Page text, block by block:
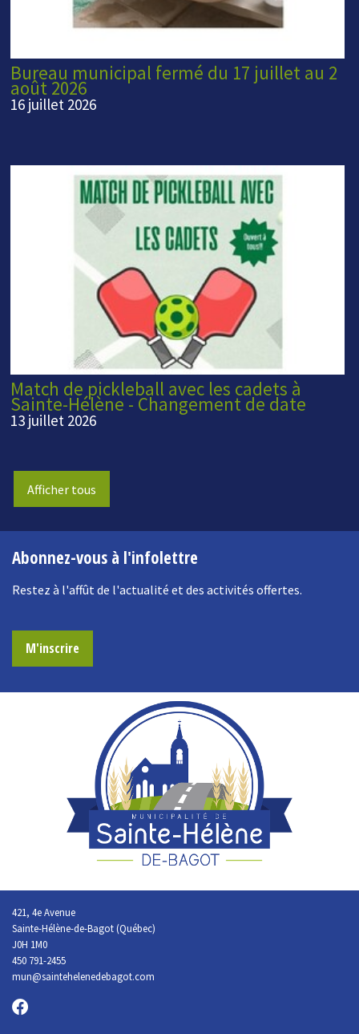
Bureau municipal fermé du 17 juillet au 2
août 2026
16 juillet 2026
Match de pickleball avec les cadets à
Sainte-Hélène - Changement de date
13 juillet 2026
Afficher tous
Abonnez-vous à l'infolettre
Restez à l'affût de l'actualité et des activités offertes.
M'inscrire
421, 4e Avenue
Sainte-Hélène-de-Bagot (Québec)
J0H 1M0
450 791-2455
mun@saintehelenedebagot.com